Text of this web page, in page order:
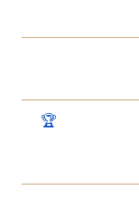
🏆